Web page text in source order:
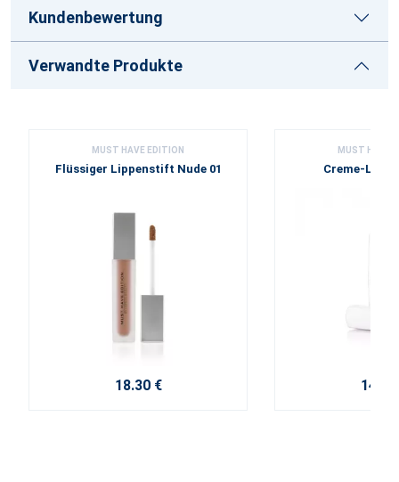
Kundenbewertung
Verwandte Produkte
MUST HAVE EDITION
Flüssiger Lippenstift Nude 01
18.30 €
MUST HAVE
Creme-
14.70